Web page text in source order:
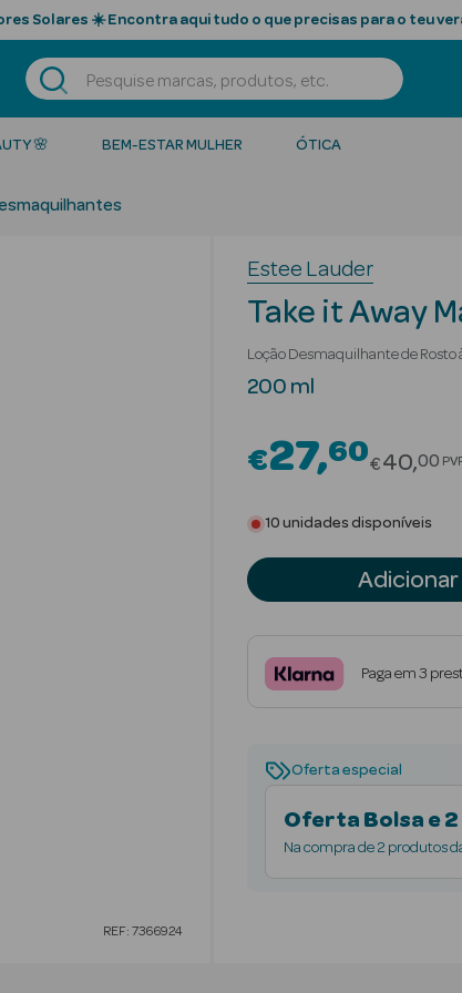
Solares ☀️ Encontra aqui tudo o que precisas para o teu
🌸 BEM-ESTAR MULHER ÓTICA
REF: 7366924
Estee Lauder
Take it Away
Loção Desmaquilhante de Rosto
200 ml
€27 60Price
€40 00
10 unidades disponíveis
Adicionar
Paga em 3
Oferta especial
Oferta Bolsa e
Na compra de 2 produtos